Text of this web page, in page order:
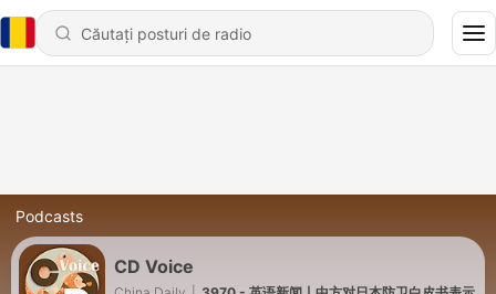
Podcasts
CD Voice